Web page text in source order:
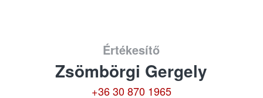
Értékesítő
Zsömbörgi Gergely
+36 30 870 1965